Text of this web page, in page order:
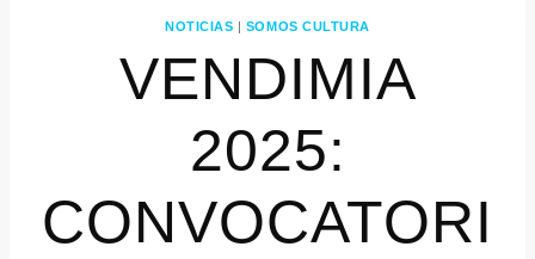
NOTICIAS | SOMOS CULTURA
VENDIMIA
2025:
CONVOCATORI